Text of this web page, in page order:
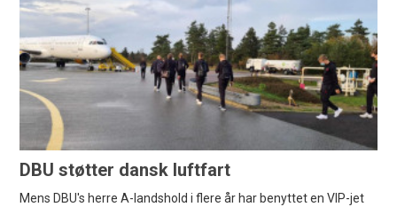
DBU støtter dansk luftfart
Mens DBU's herre A-landshold i flere år har benyttet en VIP-jet